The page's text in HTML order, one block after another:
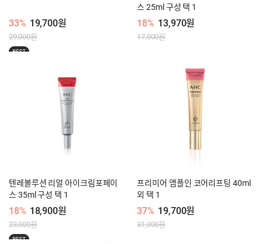
33% 19,700원
29,000원
BEST
스 25ml 구성 택 1
18% 13,970원
17,000원
텐레볼루션 리얼 아이크림포페이
스 35ml 구성 택 1
18% 18,900원
23,000원
BEST
프리미어 앰플인 코어리프팅 40ml
외 택 1
37% 19,700원
31,000원